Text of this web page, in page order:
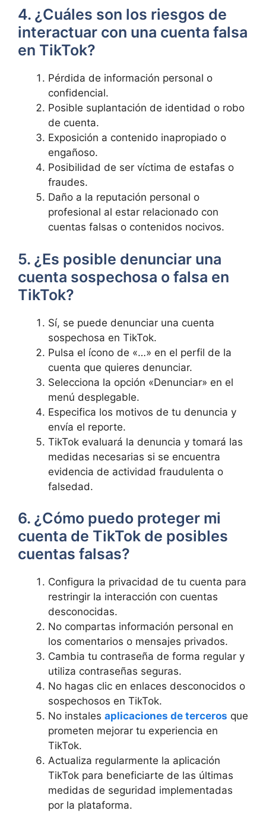
4. ¿Cuáles son los riesgos de
interactuar con una cuenta falsa
en TikTok?
Pérdida de información personal o
confidencial.
Posible suplantación de identidad o robo
de cuenta.
Exposición a contenido inapropiado o
engañoso.
Posibilidad de ser víctima de estafas o
fraudes.
Daño a la reputación personal o
profesional al estar relacionado con
cuentas falsas o contenidos nocivos.
5. ¿Es posible denunciar una
cuenta sospechosa o falsa en
TikTok?
Sí, se puede denunciar una cuenta
sospechosa en TikTok.
Pulsa el ícono de «…» en el perfil de la
cuenta que quieres denunciar.
Selecciona la opción «Denunciar» en el
menú desplegable.
Especifica los motivos de tu denuncia y
envía el reporte.
TikTok evaluará la denuncia y tomará las
medidas necesarias si se encuentra
evidencia de actividad fraudulenta o
falsedad.
6. ¿Cómo puedo proteger mi
cuenta de TikTok de posibles
cuentas falsas?
Configura la privacidad de tu cuenta para
restringir la interacción con cuentas
desconocidas.
No compartas información personal en
los comentarios o mensajes privados.
Cambia tu contraseña de forma regular y
utiliza contraseñas seguras.
No hagas clic en enlaces desconocidos o
sospechosos en TikTok.
No instales aplicaciones de terceros que
prometen mejorar tu experiencia en
TikTok.
Actualiza regularmente la aplicación
TikTok para beneficiarte de las últimas
medidas de seguridad implementadas
por la plataforma.